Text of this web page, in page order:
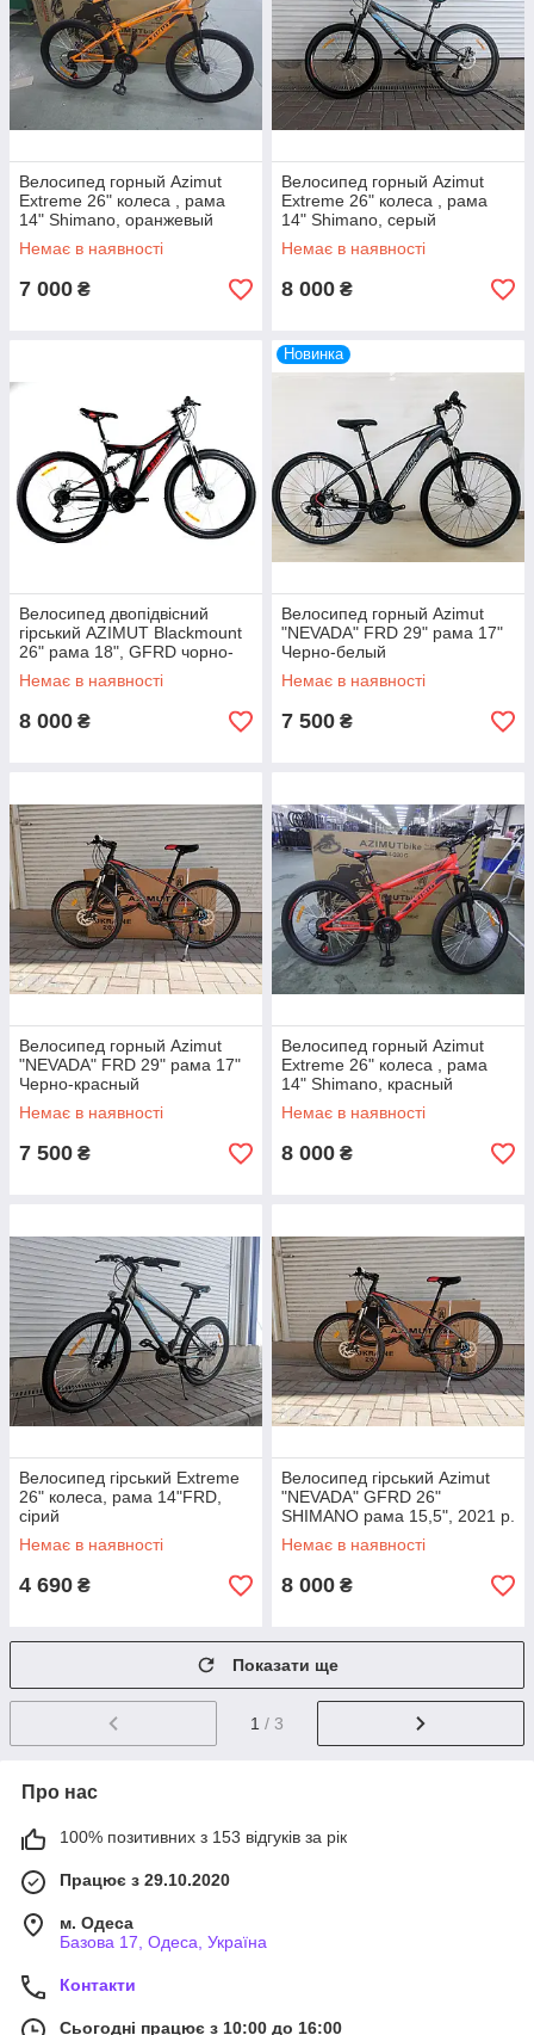
Велосипед горный Azimut
Extreme 26" колеса , рама
14" Shimano, оранжевый
Немає в наявності
7 000 ₴
Велосипед горный Azimut
Extreme 26" колеса , рама
14" Shimano, серый
Немає в наявності
8 000 ₴
Велосипед двопідвісний
гірський AZIMUT Blackmount
26" рама 18", GFRD чорно-
червоний
Немає в наявності
8 000 ₴
Новинка
Велосипед горный Azimut
"NEVADA" FRD 29" рама 17"
Черно-белый
Немає в наявності
7 500 ₴
Велосипед горный Azimut
"NEVADA" FRD 29" рама 17"
Черно-красный
Немає в наявності
7 500 ₴
Велосипед горный Azimut
Extreme 26" колеса , рама
14" Shimano, красный
Немає в наявності
8 000 ₴
Велосипед гірський Extreme
26" колеса, рама 14"FRD,
сірий
Немає в наявності
4 690 ₴
Велосипед гірський Azimut
"NEVADA" GFRD 26"
SHIMANO рама 15,5", 2021 р.
Чорно-крсаный
Немає в наявності
8 000 ₴
Показати ще
1 / 3
Про нас
100% позитивних з 153 відгуків за рік
Працює з 29.10.2020
м. Одеса
Базова 17, Одеса, Україна
Контакти
Сьогодні працює з 10:00 до 16:00